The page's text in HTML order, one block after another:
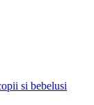
si bebelusi